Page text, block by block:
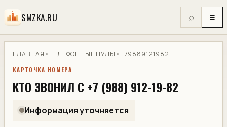
SMZKA.RU ⌕ ☰
ГЛАВНАЯ •ТЕЛЕФОННЫЕ ПУЛЫ •+79889121982
КАРТОЧКА НОМЕРА
КТО ЗВОНИЛ С +7 (988) 912-19-82
Информация уточняется